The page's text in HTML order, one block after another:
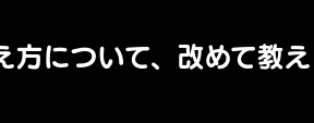
について、改めて教え